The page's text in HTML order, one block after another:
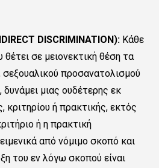
DISCRIMINATION): Κάθε
σε μειονεκτική θέση τα
προσανατολισμού
μιας ουδέτερης εκ
ή πρακτικής, εκτός
ή η πρακτική
από νόμιμο σκοπό και
του εν λόγω σκοπού είναι